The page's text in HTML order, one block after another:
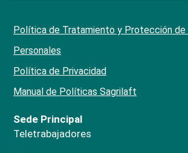
Política de Tratamiento y Protección de
Personales
Política de Privacidad
Manual de Políticas Sagrilaft
Sede Principal
Teletrabajadores